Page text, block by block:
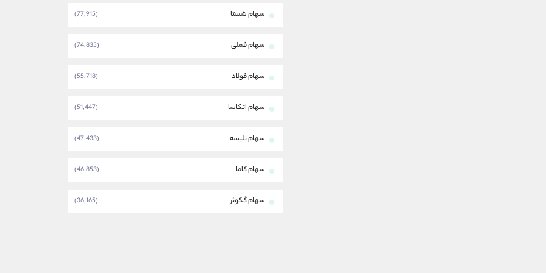
سهام شستا (77,915)
سهام فملی (74,835)
سهام فولاد (55,718)
سهام اتکاسا (51,447)
سهام تلیسه (47,433)
سهام کاما (46,853)
سهام گکوثر (36,165)